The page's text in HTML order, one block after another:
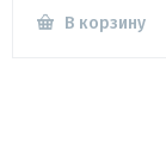
В корзину